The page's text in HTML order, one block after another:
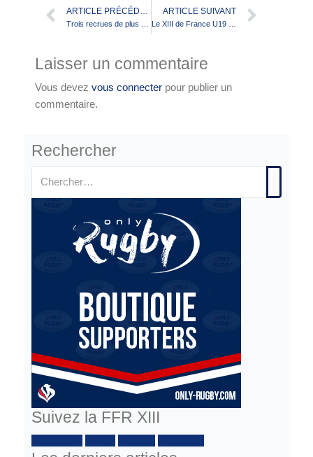
ARTICLE SUIVANT
Laisser un commentaire
Vous devez vous connecter pour publier un
commentaire.
Rechercher
Suivez la FFR XIII